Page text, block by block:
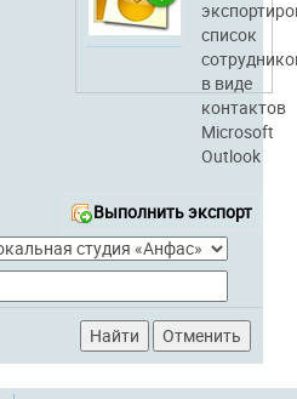
список
в виде
контактов
Microsoft
Outlook
Выполнить экспорт